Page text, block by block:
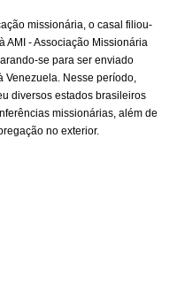
missionária, o casal filiou-
AMI - Associação Missionária
se para ser enviado
Venezuela. Nesse período,
diversos estados brasileiros
missionárias, além de
no exterior.